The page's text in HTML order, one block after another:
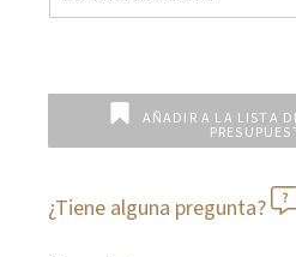
AÑADIR A LA LISTA
¿Tiene alguna pregunta?